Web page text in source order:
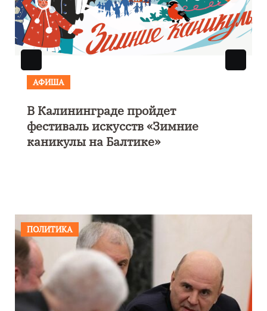
АФИША
В Калининграде пройдет
фестиваль искусств «Зимние
каникулы на Балтике»
ПОЛИТИКА